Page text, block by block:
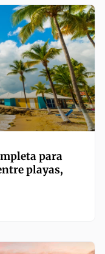
para
playas,